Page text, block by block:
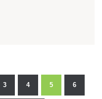
3 4 5 6